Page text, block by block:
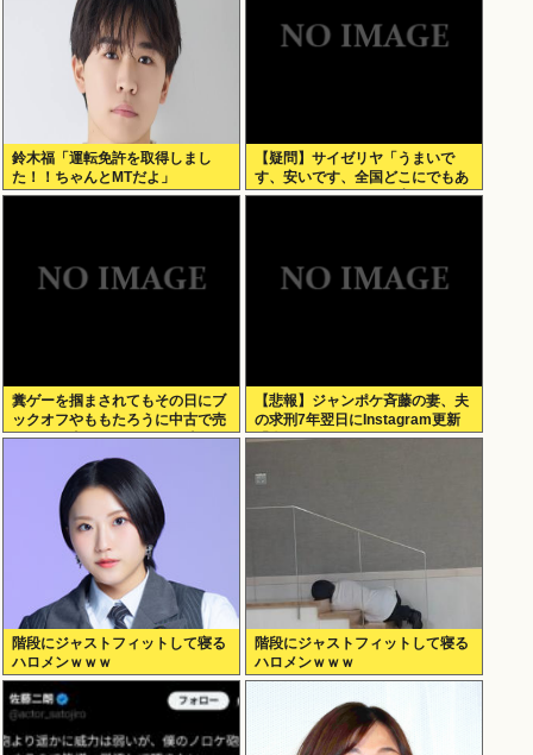
鈴木福「運転免許を取得しまし
た！！ちゃんとMTだよ」
【疑問】サイゼリヤ「うまいで
す、安いです、全国どこにでもあ
ります」←こいつの弱点
糞ゲーを掴まされてもその日にブ
ックオフやももたろうに中古で売
りつける事ができなくなる時代に
【悲報】ジャンポケ斉藤の妻、夫
の求刑7年翌日にInstagram更新
「楽しすぎた」
階段にジャストフィットして寝る
ハロメンｗｗｗ
階段にジャストフィットして寝る
ハロメンｗｗｗ